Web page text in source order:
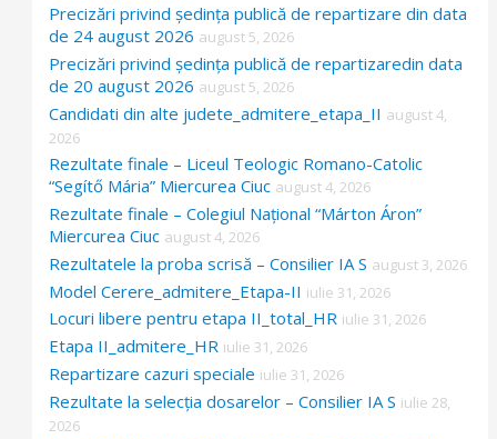
rPrecizări privind ședința publică de repartizare din data
de 24 august 2026 august 5, 2026
Precizări privind ședința publică de repartizaredin data
de 20 august 2026 august 5, 2026
Candidati din alte judete_admitere_etapa_II august 4,
2026
Rezultate finale – Liceul Teologic Romano-Catolic
“Segítő Mária” Miercurea Ciuc august 4, 2026
Rezultate finale – Colegiul Național “Márton Áron”
Miercurea Ciuc august 4, 2026
Rezultatele la proba scrisă – Consilier IA S august 3, 2026
Model Cerere_admitere_Etapa-II iulie 31, 2026
Locuri libere pentru etapa II_total_HR iulie 31, 2026
Etapa II_admitere_HR iulie 31, 2026
Repartizare cazuri speciale iulie 31, 2026
Rezultate la selecția dosarelor – Consilier IA S iulie 28,
2026